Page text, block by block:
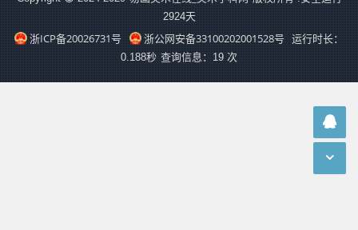
2924天
浙ICP备20026731号 浙公网安备33100202001528号
运行时长：
0.188秒 查询信息：19 次